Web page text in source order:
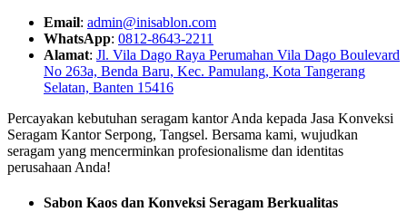
Email: admin@inisablon.com
WhatsApp: 0812-8643-2211
Alamat: Jl. Vila Dago Raya Perumahan Vila Dago Boulevard
No 263a, Benda Baru, Kec. Pamulang, Kota Tangerang
Selatan, Banten 15416
Percayakan kebutuhan seragam kantor Anda kepada Jasa Konveksi
Seragam Kantor Serpong, Tangsel. Bersama kami, wujudkan
seragam yang mencerminkan profesionalisme dan identitas
perusahaan Anda!
Sabon Kaos dan Konveksi Seragam Berkualitas